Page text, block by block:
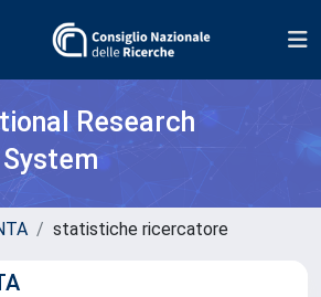
Research
statistiche ricercatore